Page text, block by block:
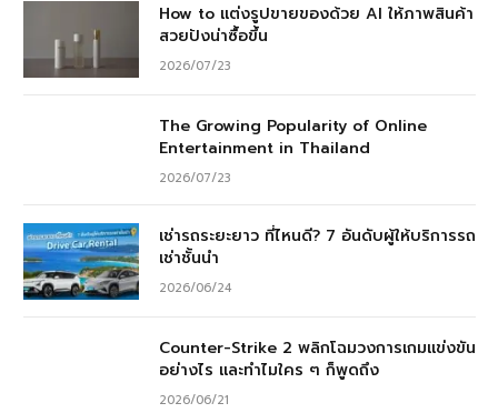
How to แต่งรูปขายของด้วย AI ให้ภาพสินค้า
สวยปังน่าซื้อขึ้น
2026/07/23
The Growing Popularity of Online
Entertainment in Thailand
2026/07/23
เช่ารถระยะยาว ที่ไหนดี? 7 อันดับผู้ให้บริการรถ
เช่าชั้นนำ
2026/06/24
Counter-Strike 2 พลิกโฉมวงการเกมแข่งขัน
อย่างไร และทำไมใคร ๆ ก็พูดถึง
2026/06/21